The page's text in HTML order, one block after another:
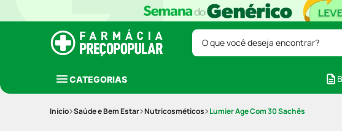
O que você deseja encontrar?
CATEGORIAS
Saúde e Bem Estar Nutricosméticos Lumier Age Com 30 Sachês